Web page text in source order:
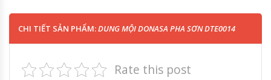
CHI TIẾT SẢN PHẨM:DUNG MỘI DONASA PHA SƠN DTE0014
Rate this post